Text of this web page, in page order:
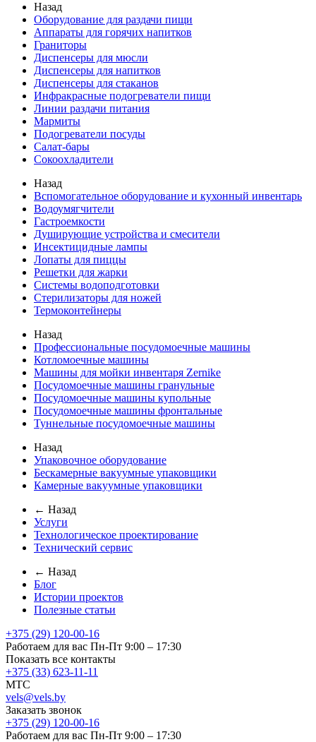
Назад
Оборудование для раздачи пищи
Аппараты для горячих напитков
Граниторы
Диспенсеры для мюсли
Диспенсеры для напитков
Диспенсеры для стаканов
Инфракрасные подогреватели пищи
Линии раздачи питания
Мармиты
Подогреватели посуды
Салат-бары
Сокоохладители
Назад
Вспомогательное оборудование и кухонный инвентарь
Водоумягчители
Гастроемкости
Душирующие устройства и смесители
Инсектицидные лампы
Лопаты для пиццы
Решетки для жарки
Системы водоподготовки
Стерилизаторы для ножей
Термоконтейнеры
Назад
Профессиональные посудомоечные машины
Котломоечные машины
Машины для мойки инвентаря Zernike
Посудомоечные машины гранульные
Посудомоечные машины купольные
Посудомоечные машины фронтальные
Туннельные посудомоечные машины
Назад
Упаковочное оборудование
Бескамерные вакуумные упаковщики
Камерные вакуумные упаковщики
← Назад
Услуги
Технологическое проектирование
Технический сервис
← Назад
Блог
Истории проектов
Полезные статьи
+375 (29) 120-00-16
Работаем для вас Пн-Пт 9:00 – 17:30
Показать все контакты
+375 (33) 623-11-11
MTC
vels@vels.by
Заказать звонок
+375 (29) 120-00-16
Работаем для вас Пн-Пт 9:00 – 17:30